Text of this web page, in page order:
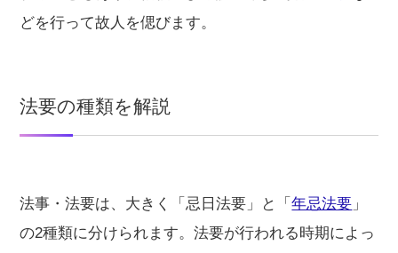
どを行って故人を偲びます。
法要の種類を解説
法事・法要は、大きく「忌日法要」と「年忌法要 」
の2種類に分けられます。法要が行われる時期によっ